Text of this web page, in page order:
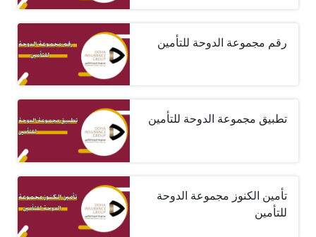
رقم مجموعة الدوحة للتأمين
تطبيق مجموعة الدوحة للتأمين
تأمين الكنوز مجموعة الدوحة
للتأمين